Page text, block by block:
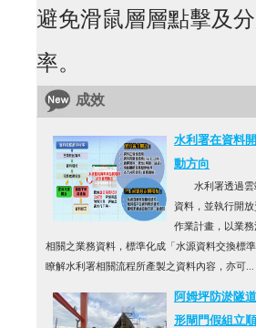
避免滑鼠層層點擊及
率。
成效
水利署在資料
動方向
水利署透過雲
資料，並執行開
作業計畫，以業
相關之業務資料，標準化成「水源資料交換標
瞭解水利署相關流程所產製之資料內容，亦可...
阿姆坪防淤隧
形閘門假組立